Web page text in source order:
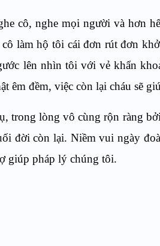
cô, nghe mọi người và hơn
làm hộ tôi cái đơn rút đơn
lên nhìn tôi với vẻ khẩn
êm đềm, việc còn lại cháu sẽ
trong lòng vô cùng rộn ràng
đời còn lại. Niềm vui ngày
giúp pháp lý chúng tôi.